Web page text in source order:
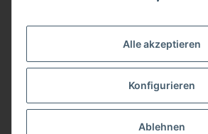
Alle akzeptieren
Konfigurieren
Ablehnen
Gesetzliche Informationen
Bezahlung